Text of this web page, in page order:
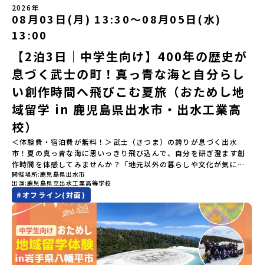
ら抽選の上、締め切り日から1週間を目途に、お申し込み時に記入い
ただいたメールアドレス宛に「当選／落選メール」をお送りいたし
ます。当選者は、メールに記載された「当選確認フォーム」に３日
以内に回答いただき、確認フォームの提出をもって参加確定とさせ
ていただきます。当選確認フォームの期日までにご回答いただけな
い場合は、当選を取り消しとさせていただきます。当選取り消しが
あった場合は、繰り上げ当選者へご連絡させていただきます。登録
メールアドレスの変更をご希望の場合は下記の地域みらい留学公式
LINEよりご連絡をお願いします。※受信制限設定をしていると、通
知メールをお受け取りいただけません。その場合は、
「@miratabi.jp」からのメールを受信できるよう設定をお願いいた
します。※結果に関する個別のお問合せにはお答えしておりません
ので、ご了承ください。・お申し込みについてお申込はお一人様1回
限りです。PC・スマートフォンからお申込ください。申込後の内容
変更はできません。お申込時は、メールアドレスの入力間違いにご
注意ください。・宿泊について１室に複数(同性2～4名程度)で宿泊
いただく予定です。・食事アレルギー対応について個別の詳細なア
レルギー対応希望にはお応えしかねる場合がございます。対応が必
要な場合は必ず事前にご相談ください。・参加取消や急遽参加でき
なくなった場合について参加決定後の参加お取り消しはご遠慮下さ
い。やむを得ないお取り消しの場合はお早めに事務局までご連絡く
ださい。・キャンセルポリシーやむを得ない参加お取り消しの場
合、以下のルールに沿って対応させていただきます。ご了承くださ
「みんなでBBQディナー」 -さらに仲間や地元の高校生、町の大人
たちと交流＜3日目＞（AM）「アイヌが愛した森を散策するフィー
ルドワーク」「3日間の振り返りワーク」 -みんなで振り返り対話
「ランチ/お土産タイム」（PM） 13：30頃プログラム終了-新千歳
空港には15：00頃に到着予定です。※天候の状況や参加人数によっ
てプログラムを変更する場合がございます。参加概要【開催場所】
北海道平取町（びらとりちょう）【実施日程】7月18日(土)～7月20
日(月祝)※参加が確定した方には6月3日(水) 18：30～20：00に
「参加者向け事前オンライン研修」をご案内する予定です。必ず参
加をお願いします。【集合場所・時間】7月18日(土) 12：00 新千歳
空港※12：00までに新千歳空港に到着する便で手配ください。【解
散場所・時間】7月20日(祝月) 15：00頃 新千歳空港※16：00以降
に新千歳空港を出発する便で手配ください。【対象】中学2年生、中
学3年生【宿泊先】ゲストハウス ヤント※ドミトリータイプの2段ベ
ッド（1室2～4名）で宿泊いただく予定です。【旅行代金】無料※旅
行代金に含まれる費用のうち、以下の内容が無料となります・宿泊
費（2泊分）・プログラム内のアクティビティ・体験費用・一部の食
事代※以下の費用は参加者のご負担となります・集合場所までの往
復交通費・お土産代や自由時間の個人飲食費などの個人的費用【募
集人数】最大10名（お申し込み多数の場合は抽選の上決定）【参加
者決定】お申し込み多数の場合は、締め切り後1週間を目途に当落結
果をご連絡いたします。【申し込み受付締切】4月30日(木)12：00
から 5月14日(木) 12：00まで疑問も不安もワクワクに変える！「お
です。どんな困難な状況にも真っ向から立ち向かい、未知の領域へ
夢を追って挑戦し続ける姿勢や、手つかずの大自然の中で一攫千金
の夢を抱いて熱中した「砂金掘り」、自らの手で広大な大地を切り
拓いてきた農業や漁業の歴史など、夢を追う人々が集まる他の町に
はない風土が存在します。大樹町では、このフロンティアスピリッ
ツが現在、「北海道の小さな町から宇宙を目指す」という新たな夢
へと繋がっています。 「宇宙版シリコンバレー」の実現を目指し、
国内外の宇宙関連企業が集まる宇宙港「北海道スペースポート」の
整備が進められています。 この未来への挑戦の精神は、民間企業に
よる日本初のロケット打ち上げ成功という形で実を結び、世界有数
のロケット発射場の適地として全国・アジア各国からも大きな注目
を集めています 今回は、そんな大樹町の過去から未来へ繋がるフロ
ンティアスピリッツに触れるアクティビティへ出発！農業からロケ
ットまで本物の現場を体感し、他では味わえない体験を五感をフル
につかって楽しむことができます🎵大樹高校は、農業から宇宙まで
「町のぜんぶが教科書」！大樹高校の学びは、ただ教室の机に座っ
ているだけではありません！農業や漁業から、最先端の宇宙科学ま
で「町のぜんぶが教科書」 です。先輩たちは「地域探究」の授業
や、放課後の「地域探究サークル」を通して、学校の外へどんどん
飛び出し町の人たちと一緒にリアルな課題解決にチャレンジしてい
ます。そんな先輩たちとの交流がきっと「未来の自分」のヒントが
見つかるはず！ あたたかい町の人たちや先輩たちとの出会いが待っ
ている北海道大樹町へ、あなたの世界をグッと広げる特別な旅に出
2026年
08月03日(月) 13:30〜08月05日(水)
13:00
【2泊3日｜中学生向け】400年の歴史が
息づく武士の町！真っ青な海と自分らし
い創作時間へ飛びこむ夏旅（おためし地
域留学 in 鹿児島県出水市・出水工業高
校）
＜体験費・宿泊費が無料！＞武士（さつま）の誇りが息づく出水
市！夏の真っ青な海に思いっきり飛び込んで、自分を研ぎ澄ます創
作時間を体感してみませんか？「地元以外の暮らしや文化が気にな
る。いつか留学してみたい！」「自分の進学や将来の可能性をもっ
とひらきたい！」「ものづくりや工業高校に興味がある！」そんな
中学生のみなさんにおすすめ！「おためし地域留学」は、日本全国
約200の高校と連携し、地域の枠を超えて学校生活を送る「地域みら
い留学」をプチ体験できるプログラムです。はじめてのひとり旅で
も安心！現地でもスタッフがしっかりとサポートいたします。今回
のフィールドは「鹿児島県 出水市（いずみし）出水工業高校」出水
市（いずみし）は、鹿児島県の玄関口にあるまち。ここでしか見ら
開催場所 鹿児島県出水市
出演 鹿児島県立出水工業高等学校
#オフライン(対面)